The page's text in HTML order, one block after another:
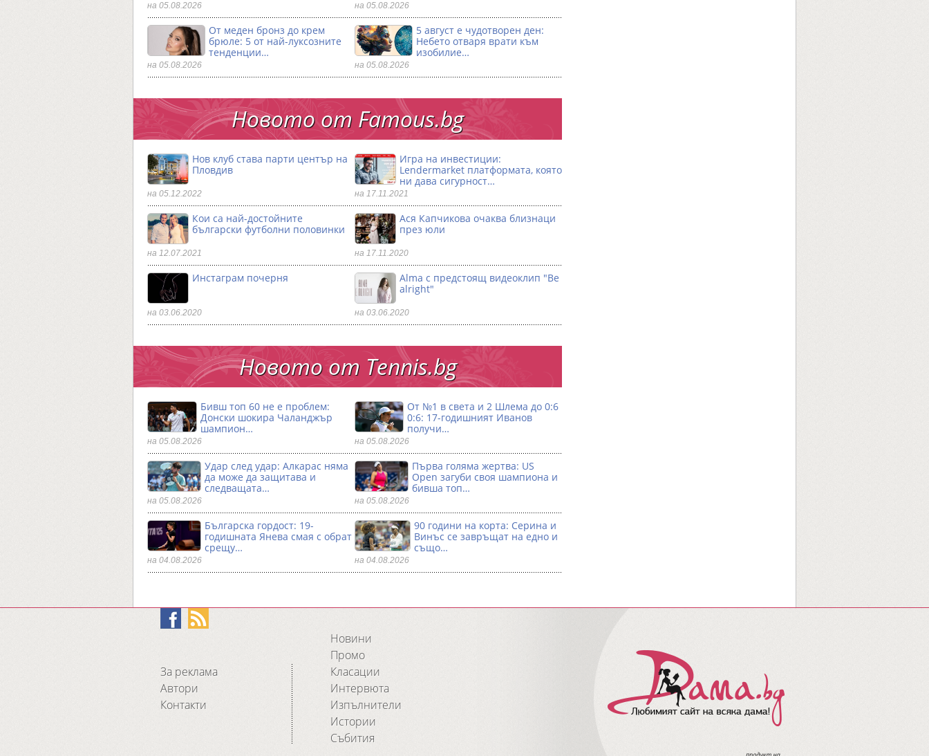
на 05.08.2026 на 05.08.2026
От меден бронз до крем
брюле: 5 от най-луксозните
тенденции…
на 05.08.2026
5 август е чудотворен ден:
Небето отваря врати към
изобилие…
на 05.08.2026
Новото от Famous.bg
Нов клуб става парти център на
Пловдив
на 05.12.2022
Игра на инвестиции:
Lendermarket платформата, която
ни дава сигурност…
на 17.11.2021
Кои са най-достойните
български футболни половинки
на 12.07.2021
Ася Капчикова очаква близнаци
през юли
на 17.11.2020
Инстаграм почерня
на 03.06.2020
Alma с предстоящ видеоклип "Be
alright"
на 03.06.2020
Новото от Тennis.bg
Бивш топ 60 не е проблем:
Донски шокира Чаланджър
шампион…
на 05.08.2026
От №1 в света и 2 Шлема до 0:6
0:6: 17-годишният Иванов
получи…
на 05.08.2026
Удар след удар: Алкарас няма
да може да защитава и
следващата…
на 05.08.2026
Първа гoляма жертва: US
Open загуби своя шампиона и
бивша топ…
на 05.08.2026
Българска гордост: 19-
годишната Янева смая с обрат
срещу…
на 04.08.2026
90 години на корта: Серина и
Винъс се зaвръщат на едно и
също…
на 04.08.2026
За реклама
Автори
Контакти
Новини
Промо
Класации
Интервюта
Изпълнители
Истории
Събития